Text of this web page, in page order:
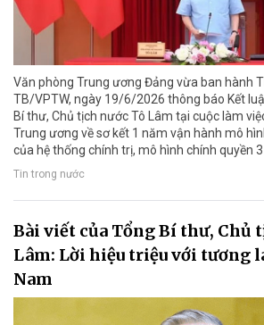
Văn phòng Trung ương Đảng vừa ban hành
TB/VPTW, ngày 19/6/2026 thông báo Kết
Bí thư, Chủ tịch nước Tô Lâm tại cuộc làm
Trung ương về sơ kết 1 năm vận hành mô
của hệ thống chính trị, mô hình chính quyền 3
Tin trong nước
Bài viết của Tổng Bí thư, Chủ
Lâm: Lời hiệu triệu với tương
Nam